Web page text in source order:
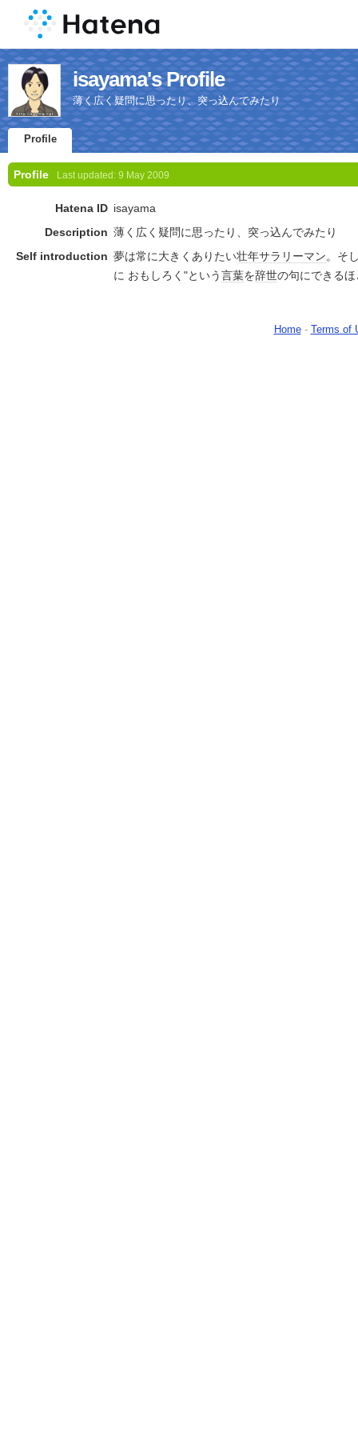
isayama's Profile
薄く広く疑問に思ったり、突っ込んでみたり
Profile
Profile Last updated: 9 May 2009
Hatena ID isayama
Description 薄く広く疑問に思ったり、突っ込んでみたり
Self introduction 夢は常に大きくありたい壮年サラリーマン。そ
に おもしろく"という言葉を辞世の句にできる
Home- Terms of